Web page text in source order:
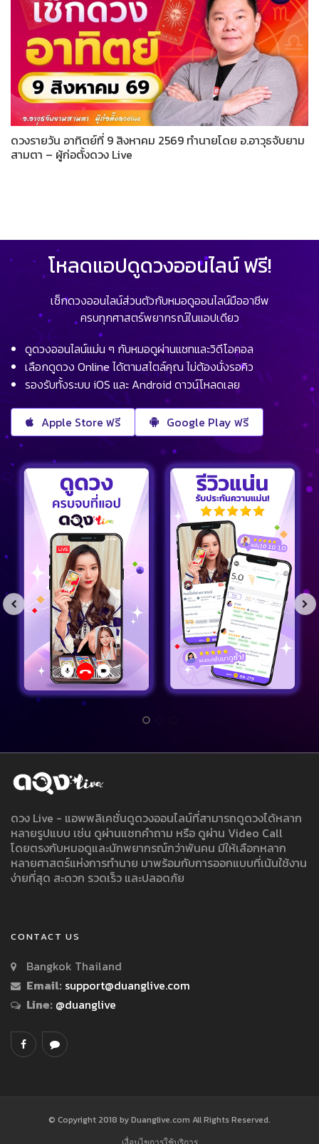
ดวงรายวัน อาทิตย์ที่ 9 สิงหาคม 2569 ทำนายโดย อ.อาวุธจับยาม
สามตา – ผู้ก่อตั้งดวง Live
โหลดแอปดูดวงออนไลน์ ฟรี!
เช็กดวงออนไลน์ส่วนตัวกับหมอดูออนไลน์มืออาชีพ
ครบทุกศาสตร์พยากรณ์ในแอปเดียว
ดูดวงออนไลน์แม่น ๆ กับหมอดูผ่านแชทและวิดีโอคอล
เลือกดูดวง Online ได้ตามสไตล์คุณ ไม่ต้องนั่งรอคิว
รองรับทั้งระบบ iOS และ Android ดาวน์โหลดเลย
Apple Store ฟรี Google Play ฟรี
ดวง Live - แอพพลิเคชั่นดูดวงออนไลน์ที่สามารถดูดวงได้หลาก
หลายรูปแบบ เช่น ดูผ่านแชทคำถาม หรือ ดูผ่าน Video Call
โดยตรงกับหมอดูและนักพยากรณ์กว่าพันคน มีให้เลือกหลาก
หลายศาสตร์แห่งการทำนาย มาพร้อมกับการออกแบบที่เน้นใช้งาน
ง่ายที่สุด สะดวก รวดเร็ว และปลอดภัย
CONTACT US
Bangkok Thailand
Email: support@duanglive.com
Line: @duanglive
© Copyright 2018 by Duanglive.com All Rights Reserved.